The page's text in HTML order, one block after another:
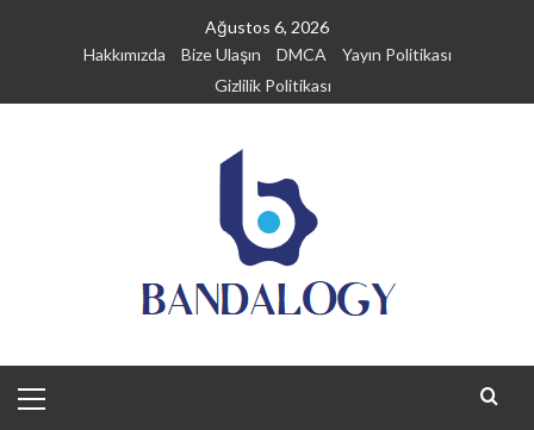
Ağustos 6, 2026
Hakkımızda
Bize Ulaşın DMCA
Yayın Politikası
Gizlilik Politikası
Menu